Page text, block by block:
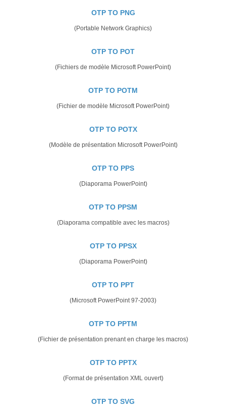
OTP TO PNG
(Portable Network Graphics)
OTP TO POT
(Fichiers de modèle Microsoft PowerPoint)
OTP TO POTM
(Fichier de modèle Microsoft PowerPoint)
OTP TO POTX
(Modèle de présentation Microsoft PowerPoint)
OTP TO PPS
(Diaporama PowerPoint)
OTP TO PPSM
(Diaporama compatible avec les macros)
OTP TO PPSX
(Diaporama PowerPoint)
OTP TO PPT
(Microsoft PowerPoint 97-2003)
OTP TO PPTM
(Fichier de présentation prenant en charge les macros)
OTP TO PPTX
(Format de présentation XML ouvert)
OTP TO SVG